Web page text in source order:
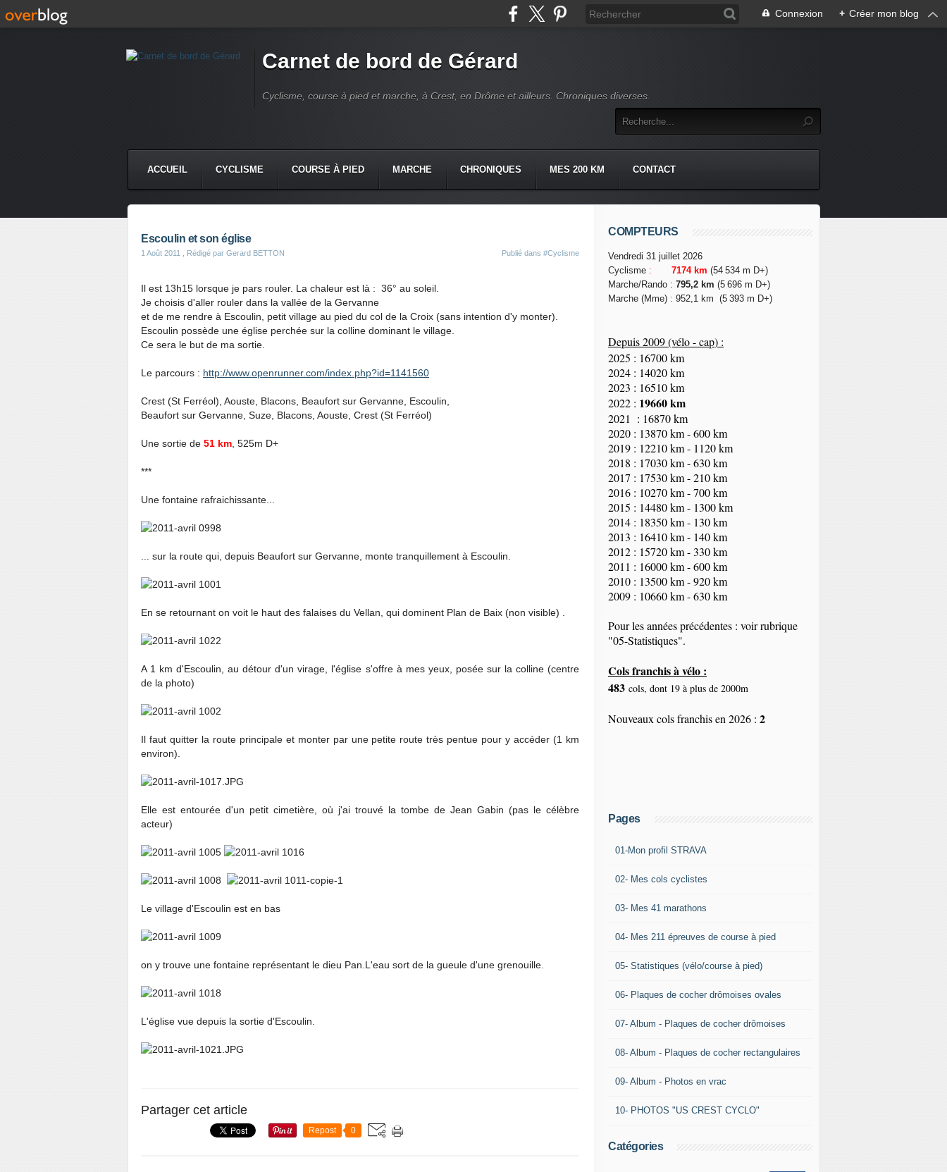
Connexion + Créer mon blog
Carnet de bord de Gérard
Cyclisme, course à pied et marche, à Crest, en Drôme et ailleurs. Chroniques diverses.
ACCUEIL CYCLISME COURSE À PIED MARCHE CHRONIQUES MES 200 KM CONTACT
Escoulin et son église
1 Août 2011 , Rédigé par Gerard BETTON Publié dans #Cyclisme
Il est 13h15 lorsque je pars rouler. La chaleur est là : 36° au soleil.
Je choisis d'aller rouler dans la vallée de la Gervanne
et de me rendre à Escoulin, petit village au pied du col de la Croix (sans intention d'y monter).
Escoulin possède une église perchée sur la colline dominant le village.
Ce sera le but de ma sortie.
Le parcours : http://www.openrunner.com/index.php?id=1141560
Crest (St Ferréol), Aouste, Blacons, Beaufort sur Gervanne, Escoulin,
Beaufort sur Gervanne, Suze, Blacons, Aouste, Crest (St Ferréol)
Une sortie de 51 km , 525m D+
***
Une fontaine rafraichissante...
... sur la route qui, depuis Beaufort sur Gervanne, monte tranquillement à Escoulin.
En se retournant on voit le haut des falaises du Vellan, qui dominent Plan de Baix (non visible) .
A 1 km d'Escoulin, au détour d'un virage, l'église s'offre à mes yeux, posée sur la colline (centre
de la photo)
Il faut quitter la route principale et monter par une petite route très pentue pour y accéder (1 km
environ).
Elle est entourée d'un petit cimetière, où j'ai trouvé la tombe de Jean Gabin (pas le célèbre
acteur)
Le village d'Escoulin est en bas
on y trouve une fontaine représentant le dieu Pan.L'eau sort de la gueule d'une grenouille.
L'église vue depuis la sortie d'Escoulin.
Partager cet article
Repost 0
COMPTEURS
Vendredi 31 juillet 2026
Cyclisme : 7174 km (54 534 m D+)
Marche/Rando : 795,2 km (5 696 m D+)
Marche (Mme) : 952,1 km (5 393 m D+)
Depuis 2009 (vélo - cap) :
2025 : 16700 km
2024 : 14020 km
2023 : 16510 km
2022 : 19660 km
2021 : 16870 km
2020 : 13870 km - 600 km
2019 : 12210 km - 1120 km
2018 : 17030 km - 630 km
2017 : 17530 km - 210 km
2016 : 10270 km - 700 km
2015 : 14480 km - 1300 km
2014 : 18350km- 130 km
2013 : 16410 km - 140 km
2012 : 15720 km - 330 km
2011 : 16000 km - 600 km
2010 : 13500 km - 920 km
2009 : 10660 km - 630 km
Pour les années précédentes : voir rubrique
"05-Statistiques".
Cols franchis à vélo :
483 cols, dont 19 à plus de 2000m
Nouveaux cols franchis en 2026 : 2
Pages
01-Mon profil STRAVA
02- Mes cols cyclistes
03- Mes 41 marathons
04- Mes 211 épreuves de course à pied
05- Statistiques (vélo/course à pied)
06- Plaques de cocher drômoises ovales
07- Album - Plaques de cocher drômoises
08- Album - Plaques de cocher rectangulaires
09- Album - Photos en vrac
10- PHOTOS "US CREST CYCLO"
Catégories